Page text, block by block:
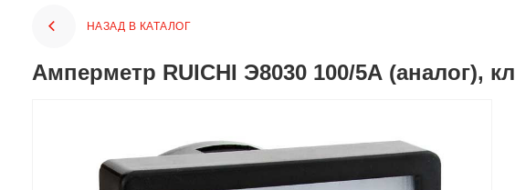
НАЗАД В КАТАЛОГ
Амперметр RUICHI Э8030 100/5А (аналог),